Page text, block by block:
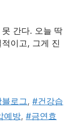
간다. 오늘 딱
이고, 그게 진
로그 ,#건강습
예방, #금연효